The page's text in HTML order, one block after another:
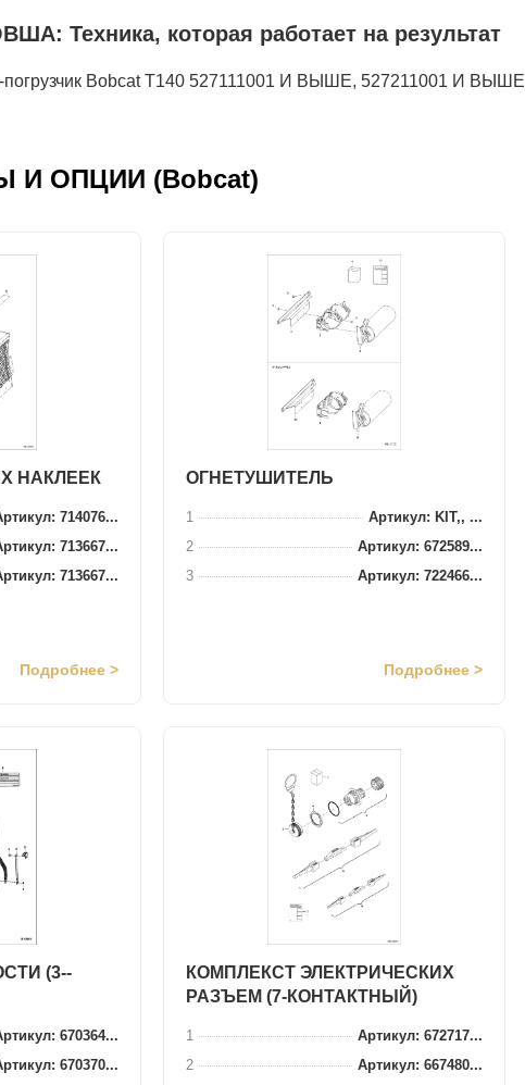
которая работает на результат
Bobcat T140 527111001 И ВЫШЕ, 527211001 И ВЫШЕ
И ОПЦИИ (Bobcat)
НАКЛЕЕК
714076...
713667...
713667...
Подробнее >
ОГНЕТУШИТЕЛЬ
1
Артикул: KIT,, ...
2
Артикул: 672589...
3
Артикул: 722466...
Подробнее >
(3--
670364...
670370...
КОМПЛЕКСТ ЭЛЕКТРИЧЕСКИХ
РАЗЪЕМ (7-КОНТАКТНЫЙ)
1
Артикул: 672717...
2
Артикул: 667480...